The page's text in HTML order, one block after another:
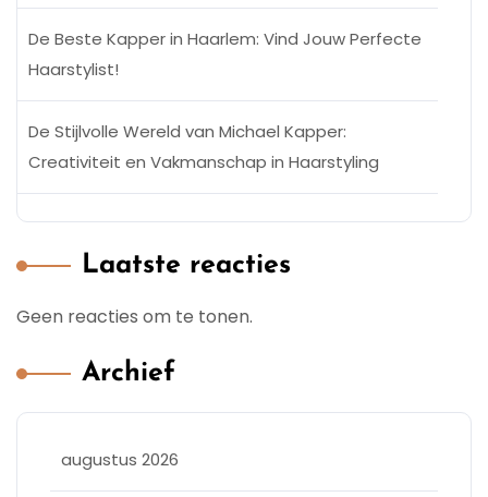
De Beste Kapper in Haarlem: Vind Jouw Perfecte
Haarstylist!
De Stijlvolle Wereld van Michael Kapper:
Creativiteit en Vakmanschap in Haarstyling
Laatste reacties
Geen reacties om te tonen.
Archief
augustus 2026